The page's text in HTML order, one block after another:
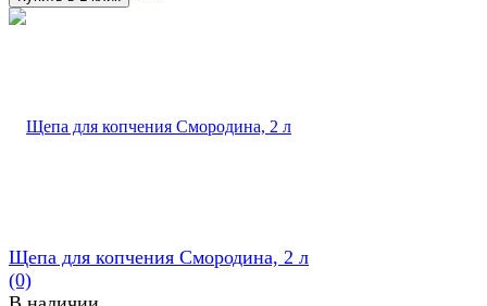
Щепа для копчения Смородина, 2 л
(0)